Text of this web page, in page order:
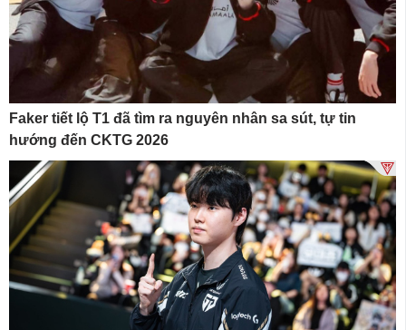
Faker tiết lộ T1 đã tìm ra nguyên nhân sa sút, tự tin
hướng đến CKTG 2026